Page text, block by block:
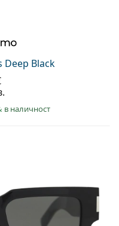
Deep Black
в наличност